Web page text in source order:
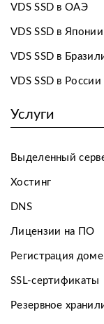
VDS SSD в ОАЭ
VDS SSD в Японии
VDS SSD в
VDS SSD в России
Услуги
Выделенный
Хостинг
DNS
Лицензии на ПО
Регистрация
SSL-сертификаты
Резервное